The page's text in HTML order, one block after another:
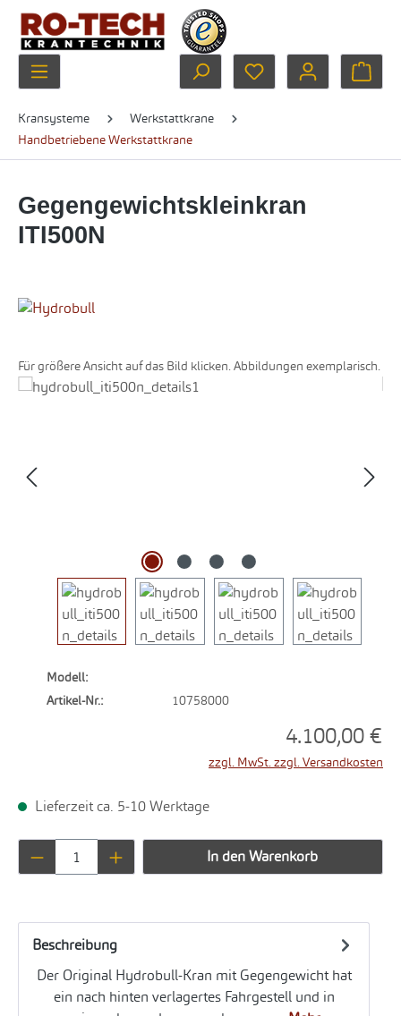
Zum Hauptinhalt springen
Du hast 0 Produkte
Kransysteme
Werkstattkrane
Handbetriebene Werkstattkrane
Gegengewichtskleinkran
ITI500N
Für größere Ansicht auf das Bild klicken. Abbildungen exemplarisch.
Bildergalerie überspringen
Modell:
Artikel-Nr.:
10758000
4.100,00 €
zzgl. MwSt. zzgl. Versandkosten
Lieferzeit ca. 5-10 Werktage
Produkt Anzahl: Gib den gewünschten
In den Warenkorb
Beschreibung
Der Original Hydrobull-Kran mit Gegengewicht hat
ein nach hinten verlagertes Fahrgestell und in